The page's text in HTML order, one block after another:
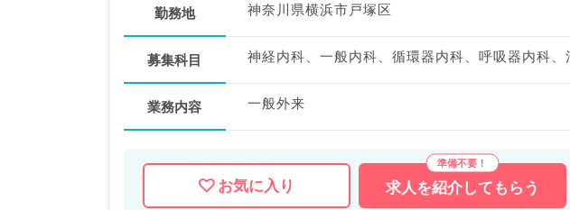
勤務地 神奈川県横浜市戸塚区
募集科目
業務内容 一般外来
お気に入り 求人を紹介してもらう